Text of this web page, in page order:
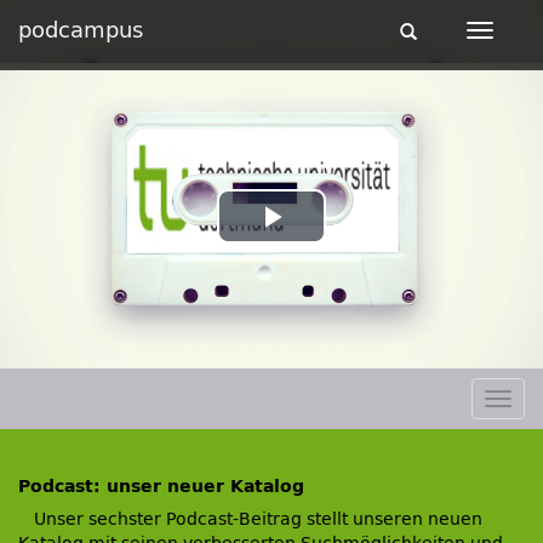
podcampus
Toggle
Toggle
Play
Video
Podcast: unser neuer Katalog
Unser sechster Podcast-Beitrag stellt unseren neuen